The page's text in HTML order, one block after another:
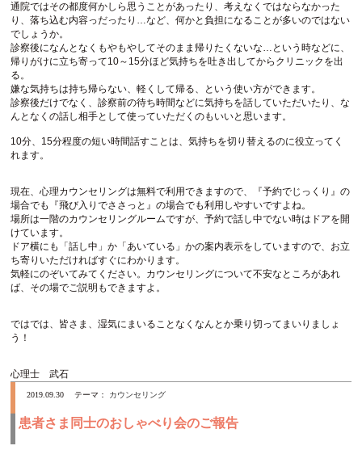
通院ではその都度何かしら思うことがあったり、考えなくではならなかった
り、落ち込む内容っだったり…など、何かと負担になることが多いのではない
でしょうか。
診察後になんとなくもやもやしてそのまま帰りたくないな…という時などに、
帰りがけに立ち寄って10～15分ほど気持ちを吐き出してからクリニックを出
る。
嫌な気持ちは持ち帰らない、軽くして帰る、という使い方ができます。
診察後だけでなく、診察前の待ち時間などに気持ちを話していただいたり、な
んとなくの話し相手として使っていただくのもいいと思います。
10分、15分程度の短い時間話すことは、気持ちを切り替えるのに役立ってく
れます。
現在、心理カウンセリングは無料で利用できますので、『予約でじっくり』の
場合でも『飛び入りでささっと』の場合でも利用しやすいですよね。
場所は一階のカウンセリングルームですが、予約で話し中でない時はドアを開
けています。
ドア横にも「話し中」か「あいている」かの案内表示をしていますので、お立
ち寄りいただければすぐにわかります。
気軽にのぞいてみてください。カウンセリングについて不安なところがあれ
ば、その場でご説明もできますよ。
ではでは、皆さま、湿気にまいることなくなんとか乗り切ってまいりましょ
う！
心理士 武石
2019.09.30 テーマ： カウンセリング
患者さま同士のおしゃべり会のご報告